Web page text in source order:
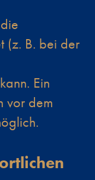
(z. B. bei der
Ein
vor dem